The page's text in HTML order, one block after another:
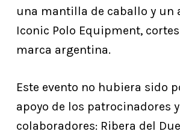
una mantilla de caballo y un
Iconic Polo Equipment,
marca argentina.
Este evento no hubiera sido
apoyo de los patrocinadores y
colaboradores: Ribera del